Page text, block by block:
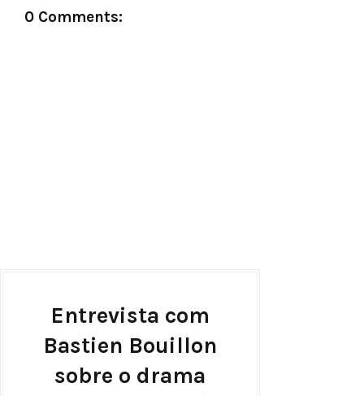
0 Comments:
Entrevista com
Bastien Bouillon
sobre o drama